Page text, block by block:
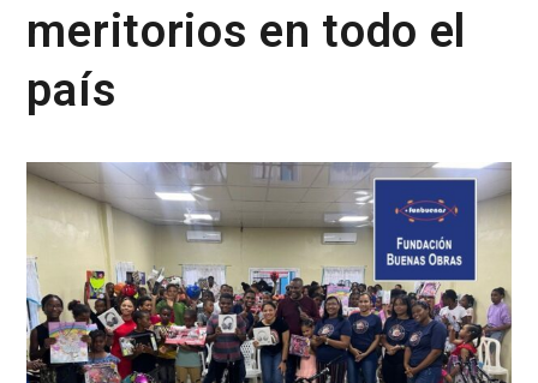
meritorios en todo el
país